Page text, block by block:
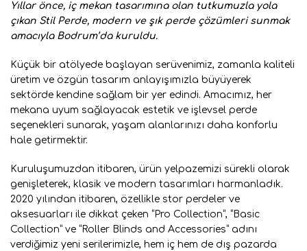
Yıllar önce, iç mekan tasarımına olan tutkumuzla yola
çıkan Stil Perde, modern ve şık perde çözümleri sunmak
amacıyla Bodrum’da kuruldu.
Küçük bir atölyede başlayan serüvenimiz, zamanla kaliteli
üretim ve özgün tasarım anlayışımızla büyüyerek
sektörde kendine sağlam bir yer edindi. Amacımız, her
mekana uyum sağlayacak estetik ve işlevsel perde
seçenekleri sunarak, yaşam alanlarınızı daha konforlu
hale getirmektir.
Kuruluşumuzdan itibaren, ürün yelpazemizi sürekli olarak
genişleterek, klasik ve modern tasarımları harmanladık.
2020 yılından itibaren, özellikle stor perdeler ve
aksesuarları ile dikkat çeken “Pro Collection”, “Basic
Collection” ve “Roller Blinds and Accessories” adını
verdiğimiz yeni serilerimizle, hem iç hem de dış pazarda